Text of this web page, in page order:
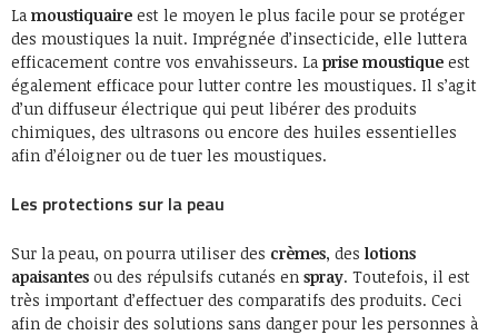
La moustiquaire est le moyen le plus facile pour se protéger
des moustiques la nuit. Imprégnée d’insecticide, elle luttera
efficacement contre vos envahisseurs. La prise moustique est
également efficace pour lutter contre les moustiques. Il s’agit
d’un diffuseur électrique qui peut libérer des produits
chimiques, des ultrasons ou encore des huiles essentielles
afin d’éloigner ou de tuer les moustiques.
Les protections sur la peau
Sur la peau, on pourra utiliser des crèmes, des lotions
apaisantes ou des répulsifs cutanés en spray. Toutefois, il est
très important d’effectuer des comparatifs des produits. Ceci
afin de choisir des solutions sans danger pour les personnes à